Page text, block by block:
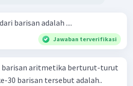
barisan adalah ....
Jawaban terverifikasi
barisan aritmetika berturut-turut
30 barisan tersebut adalah..